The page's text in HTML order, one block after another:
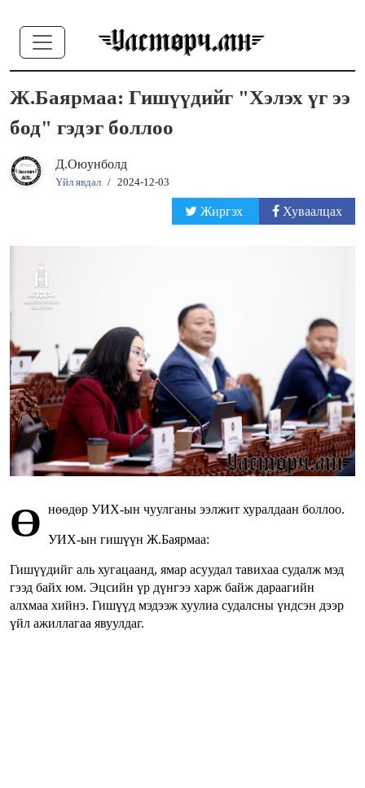
Ж.Баярмаа: Гишүүдийг "Хэлэх үг ээ
бод" гэдэг боллоо
Д.Оюунболд
Үйл явдал / 2024-12-03
Жиргэх Хуваалцах
Ө нөөдөр УИХ-ын чуулганы ээлжит хуралдаан боллоо.
УИХ-ын гишүүн Ж.Баярмаа:
Гишүүдийг аль хугацаанд, ямар асуудал тавихаа судалж мэд
гээд байх юм. Эцсийн үр дүнгээ харж байж дараагийн
алхмаа хийнэ. Гишүүд мэдээж хуулиа судалсны үндсэн дээр
үйл ажиллагаа явуулдаг.